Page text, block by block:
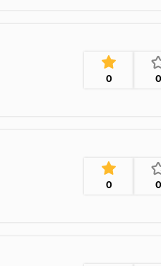
0 0
0 0